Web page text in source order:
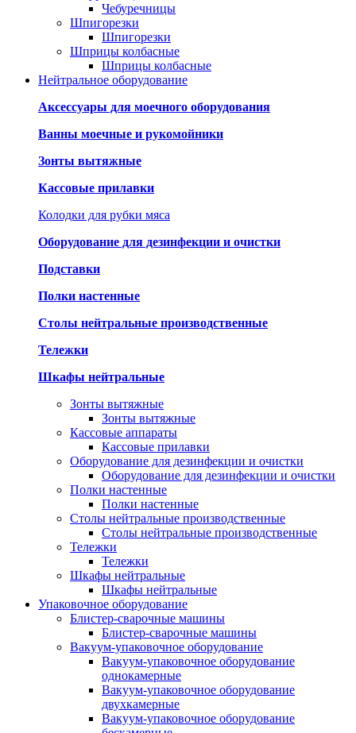
Чебуречницы
Шпигорезки
Шпигорезки
Шприцы колбасные
Шприцы колбасные
Нейтральное оборудование
Аксессуары для моечного оборудования
Ванны моечные и рукомойники
Зонты вытяжные
Кассовые прилавки
Колодки для рубки мяса
Оборудование для дезинфекции и очистки
Подставки
Полки настенные
Столы нейтральные производственные
Тележки
Шкафы нейтральные
Зонты вытяжные
Зонты вытяжные
Кассовые аппараты
Кассовые прилавки
Оборудование для дезинфекции и очистки
Оборудование для дезинфекции и очистки
Полки настенные
Полки настенные
Столы нейтральные производственные
Столы нейтральные производственные
Тележки
Тележки
Шкафы нейтральные
Шкафы нейтральные
Упаковочное оборудование
Блистер-сварочные машины
Блистер-сварочные машины
Вакуум-упаковочное оборудование
Вакуум-упаковочное оборудование
однокамерные
Вакуум-упаковочное оборудование
двухкамерные
Вакуум-упаковочное оборудование